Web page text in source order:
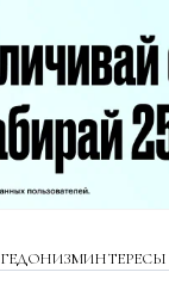
ГЕДОНИЗМИНТЕРЕСЫ